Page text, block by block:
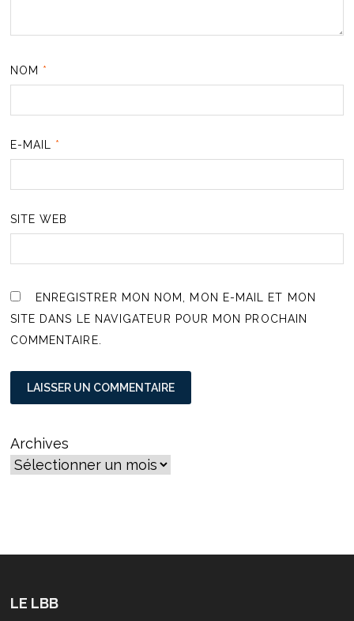
NOM *
E-MAIL *
SITE WEB
ENREGISTRER MON NOM, MON E-MAIL ET MON
SITE DANS LE NAVIGATEUR POUR MON PROCHAIN
COMMENTAIRE.
Archives
LE LBB